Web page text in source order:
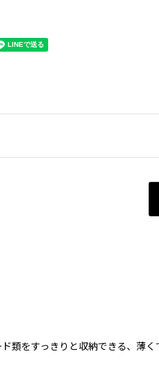
類をすっきりと収納できる、薄